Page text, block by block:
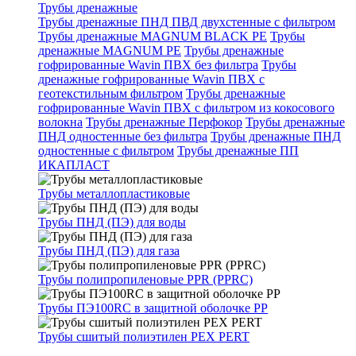
Трубы дренажные
Трубы дренажные ПНД ПВД двухстенные с фильтром
Трубы дренажные MAGNUM BLACK PE Трубы
дренажные MAGNUM PE Трубы дренажные
гофрированные Wavin ПВХ без фильтра Трубы
дренажные гофрированные Wavin ПВХ с
геотекстильным фильтром Трубы дренажные
гофрированные Wavin ПВХ с фильтром из кокосового
волокна Трубы дренажные Перфокор Трубы дренажные
ПНД одностенные без фильтра Трубы дренажные ПНД
одностенные с фильтром Трубы дренажные ПП
ИКАПЛАСТ
Трубы металлопластиковые
Трубы ПНД (ПЭ) для воды
Трубы ПНД (ПЭ) для газа
Трубы полипропиленовые PPR (PPRC)
Трубы ПЭ100RC в защитной оболочке PP
Трубы сшитый полиэтилен PEX PERT